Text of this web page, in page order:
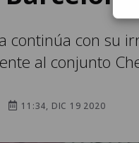
continúa con su
al conjunto
11:34, DIC 19 2020